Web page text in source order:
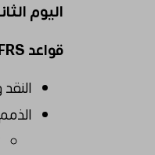
اليوم
قواعد IFRS للموجودات والمطلوبات المتداولة